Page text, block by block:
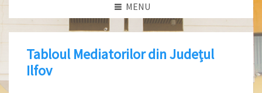
MENU
Tabloul Mediatorilor din Județul
Ilfov